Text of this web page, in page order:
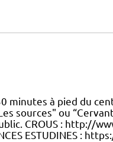
minutes à pied du
sources" ou
CROUS : http://
ESTUDINES :